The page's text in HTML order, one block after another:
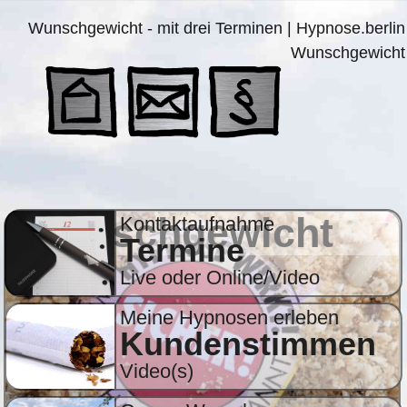
Wunschgewicht - mit drei Terminen | Hypnose.berlin
Wunschgewicht
Wunschgewicht
Kontaktaufnahme
Termine
Live oder Online/Video
Meine Hypnosen erleben
Kundenstimmen
Video(s)